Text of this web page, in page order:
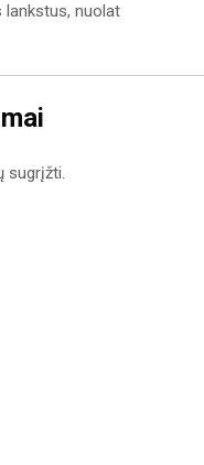
lankstus, nuolat
sugrįžti.